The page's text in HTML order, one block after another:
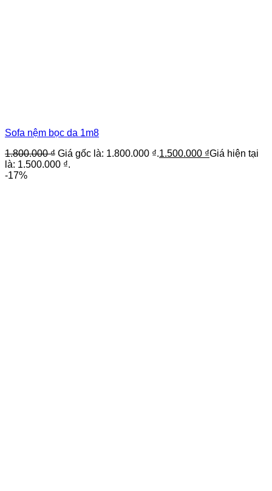
Sofa nệm bọc da 1m8
1.800.000₫ Giá gốc là: 1.800.000 ₫.1.500.000 ₫Giá hiện tại
là: 1.500.000 ₫.
-17%